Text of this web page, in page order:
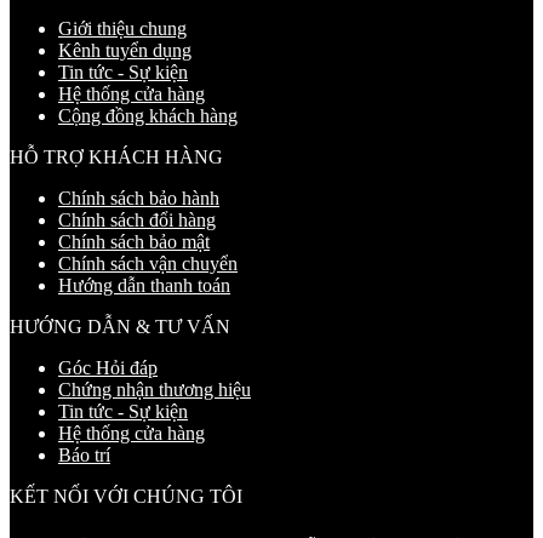
Giới thiệu chung
Kênh tuyển dụng
Tin tức - Sự kiện
Hệ thống cửa hàng
Cộng đồng khách hàng
HỖ TRỢ KHÁCH HÀNG
Chính sách bảo hành
Chính sách đổi hàng
Chính sách bảo mật
Chính sách vận chuyển
Hướng dẫn thanh toán
HƯỚNG DẪN & TƯ VẤN
Góc Hỏi đáp
Chứng nhận thương hiệu
Tin tức - Sự kiện
Hệ thống cửa hàng
Báo trí
KẾT NỐI VỚI CHÚNG TÔI